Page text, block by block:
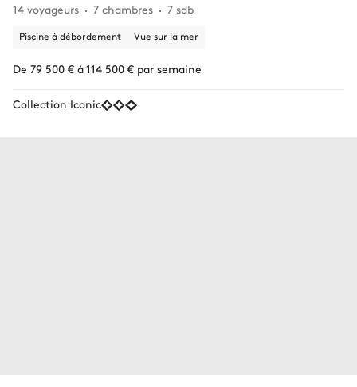
14 voyageurs
7 chambres 7 sdb
Piscine à débordement Vue sur la mer
De 79 500 € à 114 500 € par semaine
Collection Iconic